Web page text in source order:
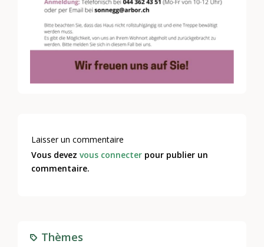
Thèmes
Laisser un commentaire
Vous devezvous connecter pour publier un
commentaire.